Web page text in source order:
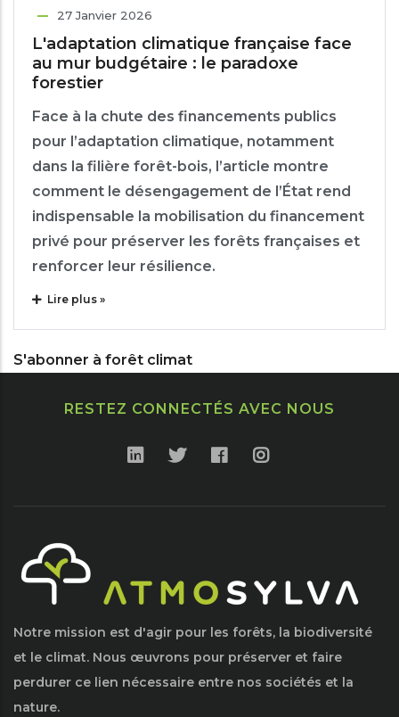
27 Janvier 2026
L'adaptation climatique française face
au mur budgétaire : le paradoxe
forestier
Face à la chute des financements publics
pour l’adaptation climatique, notamment
dans la filière forêt-bois, l’article montre
comment le désengagement de l’État rend
indispensable la mobilisation du financement
privé pour préserver les forêts françaises et
renforcer leur résilience.
Lire plus »
S'abonner à forêt climat
RESTEZ CONNECTÉS AVEC NOUS
Notre mission est d'agir pour les forêts, la biodiversité
et le climat. Nous œuvrons pour préserver et faire
perdurer ce lien nécessaire entre nos sociétés et la
nature.